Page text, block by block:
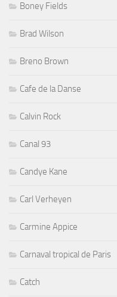
Boney Fields
Brad Wilson
Breno Brown
Cafe de la Danse
Calvin Rock
Canal 93
Candye Kane
Carl Verheyen
Carmine Appice
Carnaval tropical de Paris
Catch